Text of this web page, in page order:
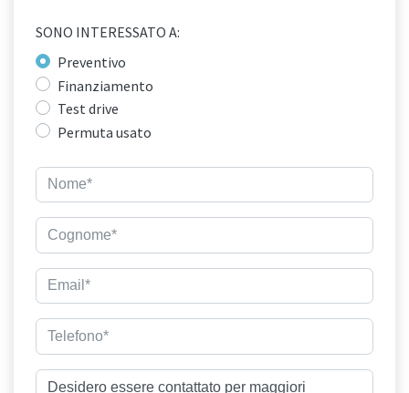
SONO INTERESSATO A:
Preventivo
Finanziamento
Test drive
Permuta usato